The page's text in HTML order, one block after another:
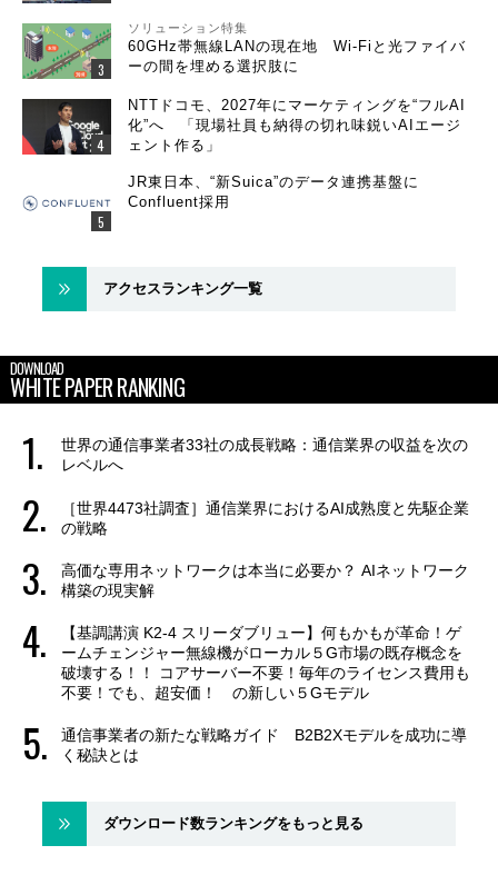
ソリューション特集
60GHz帯無線LANの現在地 Wi-Fiと光ファイバ
ーの間を埋める選択肢に
NTTドコモ、2027年にマーケティングを“フルAI
化”へ 「現場社員も納得の切れ味鋭いAIエージ
ェント作る」
JR東日本、“新Suica”のデータ連携基盤に
Confluent採用
アクセスランキング一覧
DOWNLOAD
WHITE PAPER RANKING
世界の通信事業者33社の成長戦略：通信業界の収益を次の
レベルへ
［世界4473社調査］通信業界におけるAI成熟度と先駆企業
の戦略
高価な専用ネットワークは本当に必要か？ AIネットワーク
構築の現実解
【基調講演 K2-4 スリーダブリュー】何もかもが革命！ゲ
ームチェンジャー無線機がローカル５G市場の既存概念を
破壊する！！ コアサーバー不要！毎年のライセンス費用も
不要！でも、超安価！ の新しい５Gモデル
通信事業者の新たな戦略ガイド B2B2Xモデルを成功に導
く秘訣とは
ダウンロード数ランキングをもっと見る